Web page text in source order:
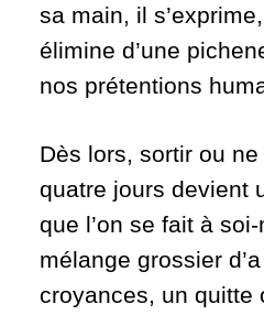
sa main, il
élimine d’une
nos prétentions
Dès lors, sortir ou
quatre jours devient
que l’on se fait à
mélange grossier
croyances, un quitte